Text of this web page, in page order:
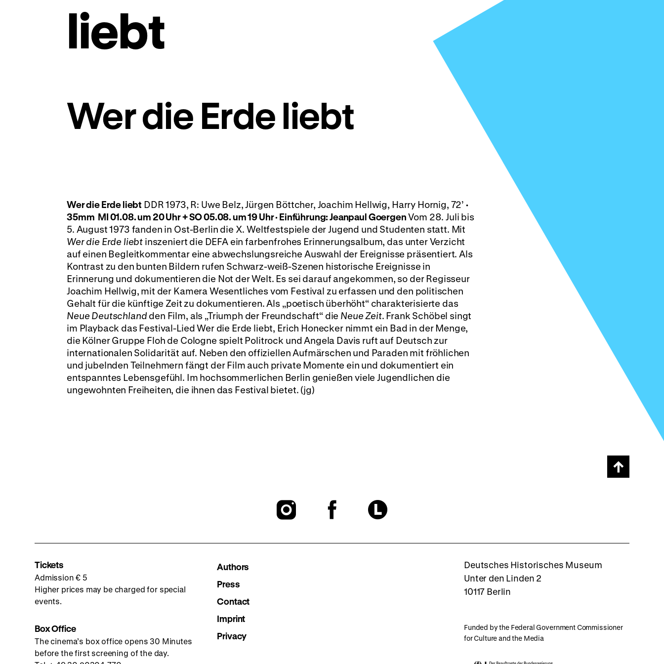
liebt
Wer die Erde liebt
Wer die Erde liebt DDR 1973, R: Uwe Belz, Jürgen Böttcher, Joachim Hellwig, Harry Hornig, 72’ ·
35mm MI 01.08. um 20 Uhr + SO 05.08. um 19 Uhr·Einführung: Jeanpaul GoergenVom 28. Juli bis
5. August 1973 fanden in Ost-Berlin die X. Weltfestspiele der Jugend und Studenten statt. Mit
Wer die Erde liebt inszeniert die DEFA ein farbenfrohes Erinnerungsalbum, das unter Verzicht
auf einen Begleitkommentar eine abwechslungsreiche Auswahl der Ereignisse präsentiert. Als
Kontrast zu den bunten Bildern rufen Schwarz-weiß-Szenen historische Ereignisse in
Erinnerung und dokumentieren die Not der Welt. Es sei darauf angekommen, so der Regisseur
Joachim Hellwig, mit der Kamera Wesentliches vom Festival zu erfassen und den politischen
Gehalt für die künftige Zeit zu dokumentieren. Als „poetisch überhöht“ charakterisierte das
Neue Deutschland den Film, als „Triumph der Freundschaft“ die Neue Zeit. Frank Schöbel singt
im Playback das Festival-Lied Wer die Erde liebt, Erich Honecker nimmt ein Bad in der Menge,
die Kölner Gruppe Floh de Cologne spielt Politrock und Angela Davis ruft auf Deutsch zur
internationalen Solidarität auf. Neben den offiziellen Aufmärschen und Paraden mit fröhlichen
und jubelnden Teilnehmern fängt der Film auch private Momente ein und dokumentiert ein
entspanntes Lebensgefühl. Im hochsommerlichen Berlin genießen viele Jugendlichen die
ungewohnten Freiheiten, die ihnen das Festival bietet. (jg)
Scroll
page
To
To
To
Letterboxd
Tickets
Admission € 5
Higher prices may be charged for special
events.
Box Office
The cinema’s box office opens 30 Minutes
before the first screening of the day.
Authors
Press
Contact
Imprint
Privacy
Deutsches Historisches Museum
Unter den Linden 2
10117 Berlin
Funded by the Federal Government Commissioner
for Culture and the Media